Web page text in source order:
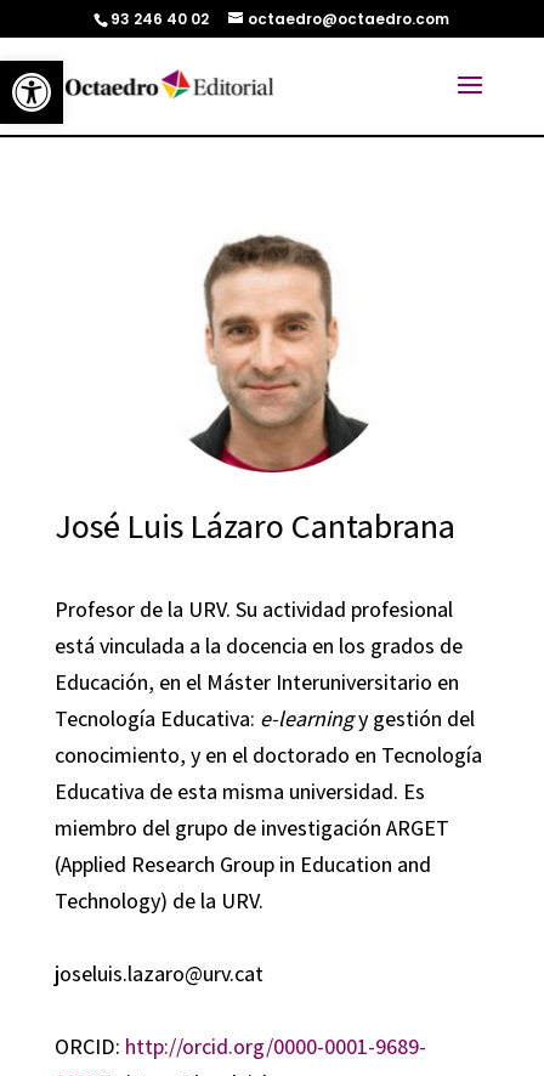
Abrir barra de herramientas
93 246 40 02 octaedro@octaedro.com
José Luis Lázaro Cantabrana
Profesor de la URV. Su actividad profesional
está vinculada a la docencia en los grados de
Educación, en el Máster Interuniversitario en
Tecnología Educativa: e-learningy gestión del
conocimiento, y en el doctorado en Tecnología
Educativa de esta misma universidad. Es
miembro del grupo de investigación ARGET
(Applied Research Group in Education and
Technology) de la URV.
joseluis.lazaro@urv.cat
ORCID: http://orcid.org/0000-0001-9689-